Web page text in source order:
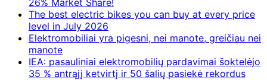
26% Market Share!
The best electric bikes you can buy at every price
level in July 2026
Elektromobiliai yra pigesni, nei manote, greičiau nei
manote
IEA: pasauliniai elektromobilių pardavimai šoktelėjo
35 % antrąjį ketvirtį ir 50 šalių pasiekė rekordus